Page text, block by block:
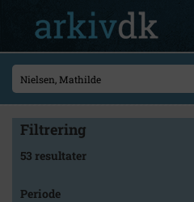
Filtrering
53 resultater
Periode